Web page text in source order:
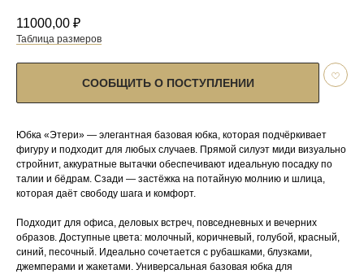
11000,00 ₽
Таблица размеров
СООБЩИТЬ О ПОСТУПЛЕНИИ
Юбка «Этери» — элегантная базовая юбка, которая подчёркивает
фигуру и подходит для любых случаев. Прямой силуэт миди визуально
стройнит, аккуратные вытачки обеспечивают идеальную посадку по
талии и бёдрам. Сзади — застёжка на потайную молнию и шлица,
которая даёт свободу шага и комфорт.
Подходит для офиса, деловых встреч, повседневных и вечерних
образов. Доступные цвета: молочный, коричневый, голубой, красный,
синий, песочный. Идеально сочетается с рубашками, блузками,
джемперами и жакетами. Универсальная базовая юбка для